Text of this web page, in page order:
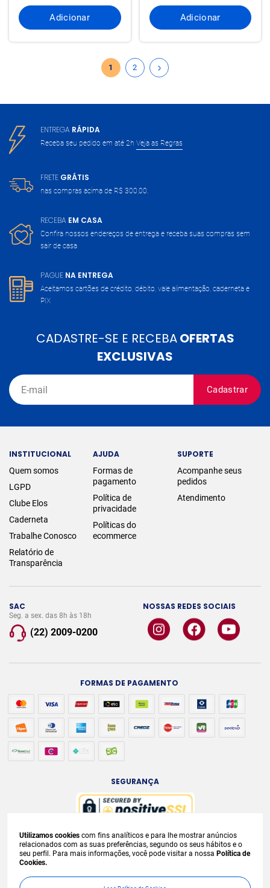
Adicionar Adicionar
1 2
ENTREGA RÁPIDA
Receba seu pedido em até 2h Veja as Regras
FRETE GRÁTIS
nas compras acima de R$ 300,00.
RECEBA EM CASA
Confira nossos endereços de entrega e receba suas compras sem
sair de casa
PAGUE NA ENTREGA
Aceitamos cartões de crédito, débito, vale alimentação, caderneta e
PIX
CADASTRE-SE E RECEBAOFERTAS
EXCLUSIVAS
Cadastrar
SAC
Seg. a sex. das 8h às 18h
(22) 2009-0200
NOSSAS REDES SOCIAIS
INSTITUCIONAL
Quem somos
LGPD
Clube Elos
Caderneta
Trabalhe Conosco
Relatório de
Transparência
AJUDA
Formas de
pagamento
Política de
privacidade
Políticas do
ecommerce
SUPORTE
Acompanhe seus
pedidos
Atendimento
FORMAS DE PAGAMENTO
SEGURANÇA
A venda e o consumo de bebidas alcoólicas são proibidos para menores de
18 anos. Bebida Alcoólica pode causar dependência química e, em excesso,
provoca
condições exclusivas para internet e válidos durante o dia de hoje, podendo
Utilizamos cookies com fins analíticos e para lhe mostrar anúncios
relacionados com as suas preferências, segundo os seus hábitos e o
seu perfil. Para mais informações, você pode visitar a nossa Política de
Cookies.